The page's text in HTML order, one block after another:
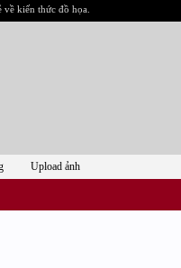
kiến thức đồ họa.
Upload ảnh